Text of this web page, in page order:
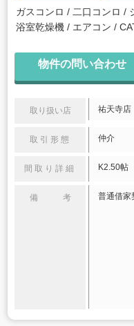
ガスコンロ 二口コンロ
浴室乾燥機
エアコン
物件の問い合わせ
取り扱い店 祐天寺店
取引形態 仲介
間取り詳細
備 考 普通借